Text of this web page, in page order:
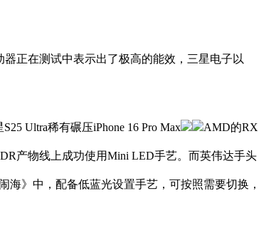
正在测试中表示出了极高的能效，三星电子以
Ultra稀有碾压iPhone 16 Pro Max AMD的RX
产物线上成功使用Mini LED手艺。而英伟达手头
海》中，配备低蓝光设置手艺，可按照需要切换，